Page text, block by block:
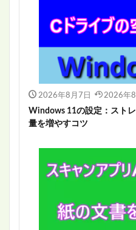
2026年8月7日 2026年8
Windows 11の設定：スト
量を増やすコツ